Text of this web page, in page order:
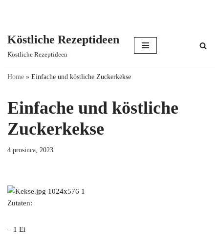
content
Köstliche Rezeptideen
Köstliche Rezeptideen
Home » Einfache und köstliche Zuckerkekse
Einfache und köstliche
Zuckerkekse
4 prosinca, 2023
Zutaten:
– 1 Ei